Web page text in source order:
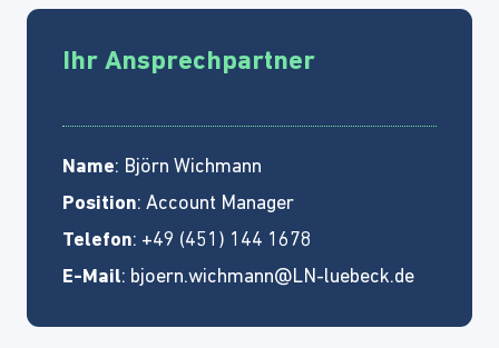
Ihr Ansprechpartner
Name: Björn Wichmann
Position: Account Manager
Telefon: +49 (451) 144 1678
E-Mail: bjoern.wichmann@LN-luebeck.de